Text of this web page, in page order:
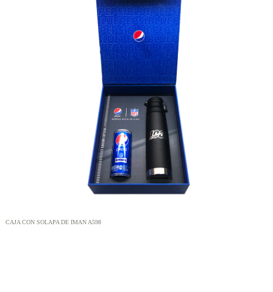
CAJA CON SOLAPA DE IMAN A598